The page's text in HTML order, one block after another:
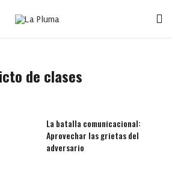
de clases
La batalla comunicacional:
Aprovechar las grietas del
adversario